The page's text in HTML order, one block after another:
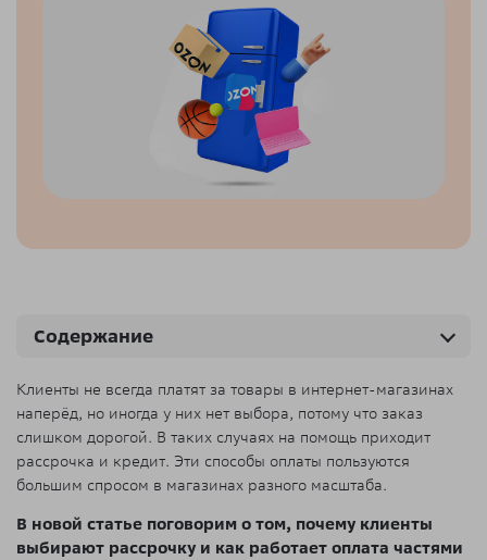
Клиенты не всегда платят за товары в интернет-магазинах
наперёд, но иногда у них нет выбора, потому что заказ
слишком дорогой. В таких случаях на помощь приходит
рассрочка и кредит. Эти способы оплаты пользуются
большим спросом в магазинах разного масштаба.
В новой статье поговорим о том, почему клиенты
выбирают рассрочку и как работает оплата частями
Содержание